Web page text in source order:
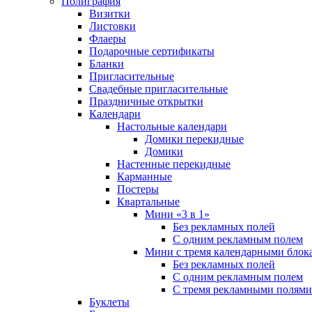
Визитки
Листовки
Флаеры
Подарочные сертификаты
Бланки
Пригласительные
Свадебные пригласительные
Праздничные открытки
Календари
Настольные календари
Домики перекидные
Домики
Настенные перекидные
Карманные
Постеры
Квартальные
Мини «3 в 1»
Без рекламных полей
С одним рекламным полем
Мини с тремя календарными
Без рекламных полей
С одним рекламным полем
С тремя рекламными полями
Буклеты